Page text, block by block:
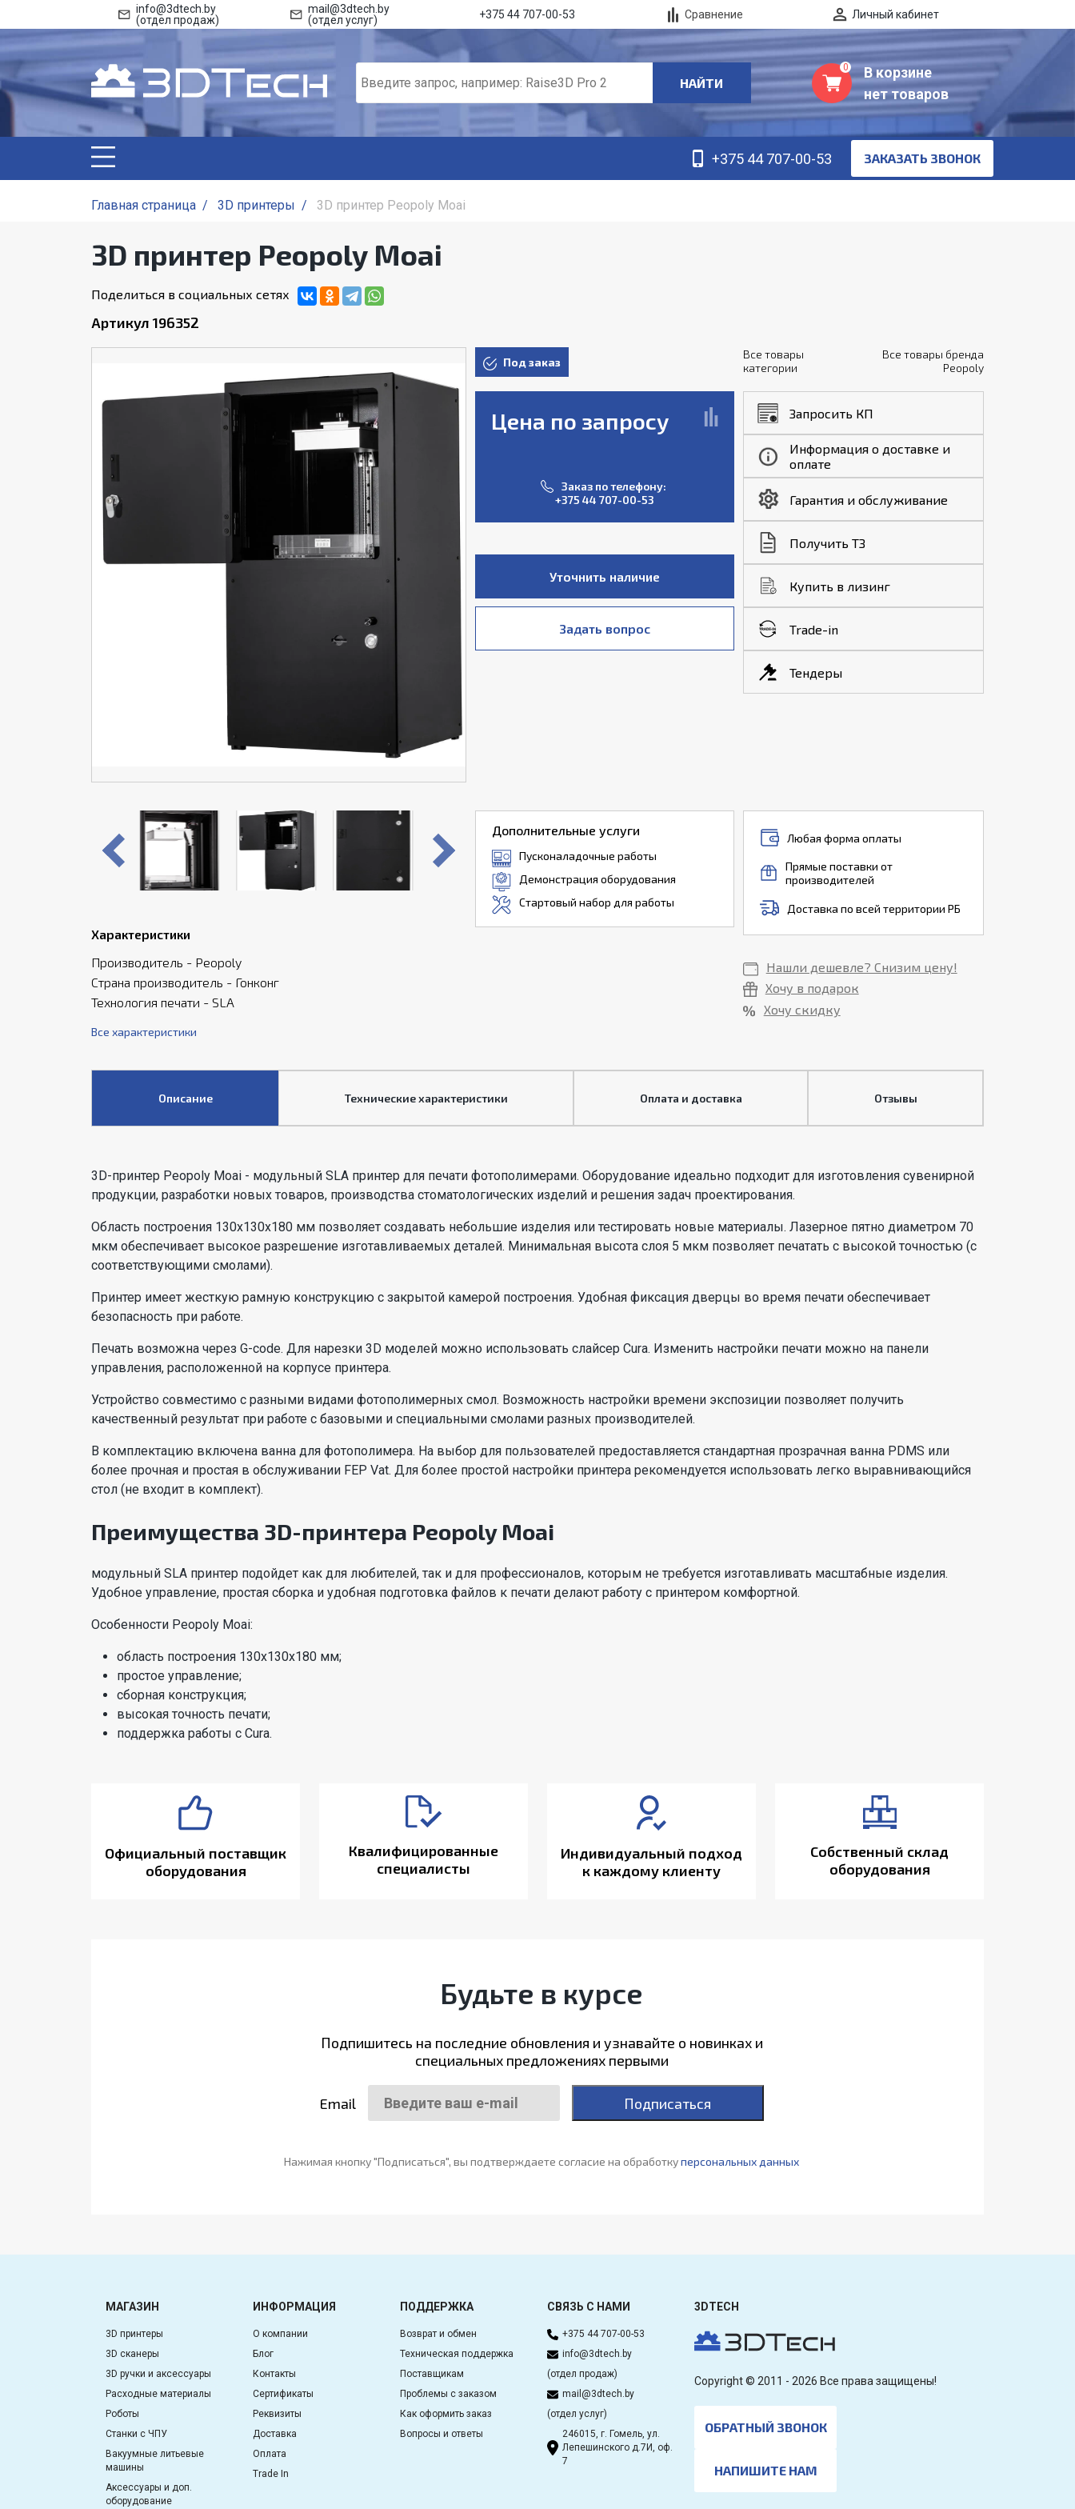
info@3dtech.by
(отдел продаж)
mail@3dtech.by
(отдел услуг)
+375 44 707-00-53 Сравнение Личный кабинет
НАЙТИ
0
В корзине
нет товаров
+375 44 707-00-53 ЗАКАЗАТЬ ЗВОНОК
Главная страница / 3D принтеры / 3D принтер Peopoly Moai
3D принтер Peopoly Moai
Поделиться в социальных сетях
Артикул 196352
Под заказ
Цена по запросу
Заказ по телефону:
+375 44 707-00-53
Уточнить наличие
Задать вопрос
Все товары
категории
Все товары бренда
Peopoly
Запросить КП
Информация о доставке и
оплате
Гарантия и обслуживание
Получить ТЗ
Купить в лизинг
Trade-in
Тендеры
Характеристики
Производитель - Peopoly
Страна производитель - Гонконг
Технология печати - SLA
Все характеристики
Дополнительные услуги
Пусконаладочные работы
Демонстрация оборудования
Стартовый набор для работы
Любая форма оплаты
Прямые поставки от
производителей
Доставка по всей территории РБ
Нашли дешевле? Снизим цену!
Хочу в подарок
Хочу скидку
Описание Технические характеристики Оплата и доставка Отзывы
3D-принтер Peopoly Moai - модульный SLA принтер для печати фотополимерами. Оборудование идеально подходит для изготовления сувенирной
продукции, разработки новых товаров, производства стоматологических изделий и решения задач проектирования.
Область построения 130х130х180 мм позволяет создавать небольшие изделия или тестировать новые материалы. Лазерное пятно диаметром 70
мкм обеспечивает высокое разрешение изготавливаемых деталей. Минимальная высота слоя 5 мкм позволяет печатать с высокой точностью (с
соответствующими смолами).
Принтер имеет жесткую рамную конструкцию с закрытой камерой построения. Удобная фиксация дверцы во время печати обеспечивает
безопасность при работе.
Печать возможна через G-code. Для нарезки 3D моделей можно использовать слайсер Cura. Изменить настройки печати можно на панели
управления, расположенной на корпусе принтера.
Устройство совместимо с разными видами фотополимерных смол. Возможность настройки времени экспозиции позволяет получить
качественный результат при работе с базовыми и специальными смолами разных производителей.
В комплектацию включена ванна для фотополимера. На выбор для пользователей предоставляется стандартная прозрачная ванна PDMS или
более прочная и простая в обслуживании FEP Vat. Для более простой настройки принтера рекомендуется использовать легко выравнивающийся
стол (не входит в комплект).
Преимущества 3D-принтера Peopoly Moai
модульный SLA принтер подойдет как для любителей, так и для профессионалов, которым не требуется изготавливать масштабные изделия.
Удобное управление, простая сборка и удобная подготовка файлов к печати делают работу с принтером комфортной.
Особенности Peopoly Moai:
область построения 130х130х180 мм;
простое управление;
сборная конструкция;
высокая точность печати;
поддержка работы с Cura.
Официальный поставщик
оборудования
Квалифицированные
специалисты
Индивидуальный подход
к каждому клиенту
Собственный склад
оборудования
Будьте в курсе
Подпишитесь на последние обновления и узнавайте о новинках и
специальных предложениях первыми
Email Подписаться
Нажимая кнопку "Подписаться", вы подтверждаете согласие на обработкуперсональных данных
МАГАЗИН
3D принтеры
3D сканеры
3D ручки и аксессуары
Расходные материалы
Роботы
Станки с ЧПУ
Вакуумные литьевые
машины
Аксессуары и доп.
оборудование
ИНФОРМАЦИЯ
О компании
Блог
Контакты
Сертификаты
Реквизиты
Доставка
Оплата
Trade In
ПОДДЕРЖКА
Возврат и обмен
Техническая поддержка
Поставщикам
Проблемы с заказом
Как оформить заказ
Вопросы и ответы
СВЯЗЬ С НАМИ
+375 44 707-00-53
info@3dtech.by
(отдел продаж)
mail@3dtech.by
(отдел услуг)
246015, г. Гомель, ул.
Лепешинского д.7И, оф.
7
3DTECH
Copyright © 2011 - 2026 Все права защищены!
ОБРАТНЫЙ ЗВОНОК
НАПИШИТЕ НАМ